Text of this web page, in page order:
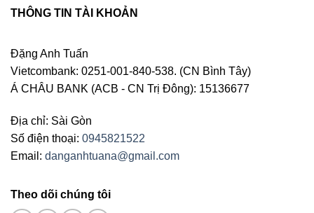
THÔNG TIN TÀI KHOẢN
Đặng Anh Tuấn
Vietcombank: 0251-001-840-538. (CN Bình Tây)
Á CHÂU BANK (ACB - CN Trị Đông): 15136677
Địa chỉ: Sài Gòn
Số điện thoại: 0945821522
Email: danganhtuana@gmail.com
Theo dõi chúng tôi